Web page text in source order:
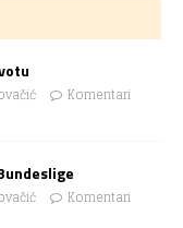
Komentari
Komentari